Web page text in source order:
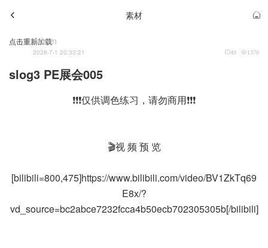
素材
点击重新加载
Admin
2026-7-1 20:33:21 49 1370
slog3 PE展会005
❗❗❗仅供调色练习，请勿商用❗❗❗
🎬视 频 预 览
[bilibili=800,475]https://www.bilibili.com/video/BV1ZkTq69
E8x/?
vd_source=bc2abce7232fcca4b50ecb702305305b[/bilibili]